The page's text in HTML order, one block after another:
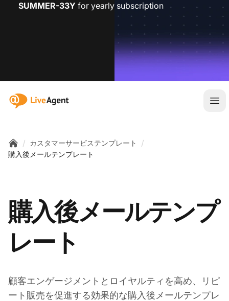
SUMMER-33Y for yearly subscription
:site.title
メ
Home
/ カスタマーサービステンプレート /
購入後メールテンプレート
購入後メールテンプ
レート
顧客エンゲージメントとロイヤルティを高め、リピ
ート販売を促進する効果的な購入後メールテンプレ